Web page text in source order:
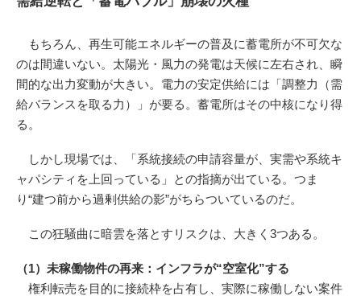
もちろん、再生可能エネルギーの普及に蓄電所が不可欠な
のは間違いない。太陽光・風力の発電は天候に左右され、瞬
間的な出力変動が大きい。電力の安定供給には「調整力（需
給バランスを取る力）」が要る。蓄電所はその中核になり得
る。
しかし現場では、「系統接続の申請容量が、実需や系統キ
ャパシティを上回っている」との指摘が出ている。つま
り“建つ前から過剰供給の影”がちらついているのだ。
この狂騒曲に暗雲を落とすリスクは、大きく3つある。
（1）未稼働物件の再来：インフラが“空室化”する
権利転売を目的に接続枠を占有し、実際に稼働しない案件